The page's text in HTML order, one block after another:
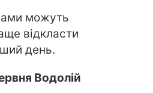
можуть
відкласти
день.
Водолій